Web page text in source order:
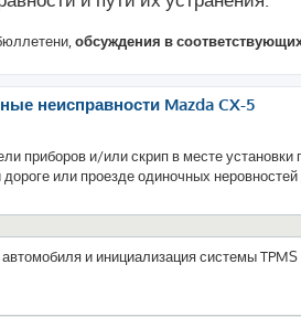
обсуждения в
неисправности Mazda CX-5
приборов и/или скрип в месте установки
или проезде одиночных
и инициализация системы TPMS